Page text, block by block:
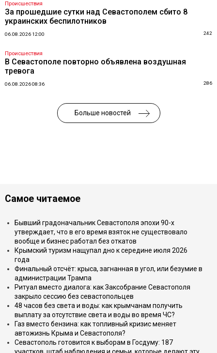
Происшествия
За прошедшие сутки над Севастополем сбито 8
украинских беспилотников
06.08.2026 12:00 242
Происшествия
В Севастополе повторно объявлена воздушная
тревога
06.08.2026 08:36 286
Больше новостей
Самое читаемое
Бывший градоначальник Севастополя эпохи 90-х
утверждает, что в его время взяток не существовало
вообще и бизнес работал без откатов
Крымский туризм нащупал дно к середине июля 2026
года
Финальный отсчёт: крыса, загнанная в угол, или безумие в
администрации Трампа
Ритуал вместо диалога: как Заксобрание Севастополя
закрыло сессию без севастопольцев
48 часов без света и воды: как крымчанам получить
выплату за отсутствие света и воды во время ЧС?
Газ вместо бензина: как топливный кризис меняет
автожизнь Крыма и Севастополя?
Севастополь готовится к выборам в Госдуму: 187